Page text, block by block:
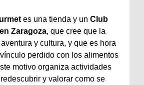
es una tienda y un Club
Zaragoza, que cree que la
y cultura, y que es hora
perdido con los alimentos
motivo organiza actividades
y valorar como se